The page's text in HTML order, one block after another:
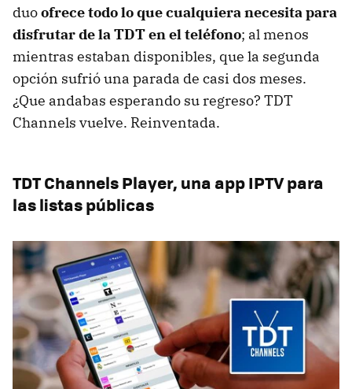
duoofrece todo lo que cualquiera necesita para
disfrutar de la TDT en el teléfono; al menos
mientras estaban disponibles, que la segunda
opción sufrió una parada de casi dos meses.
¿Que andabas esperando su regreso? TDT
Channels vuelve. Reinventada.
TDT Channels Player, una app IPTV para
las listas públicas